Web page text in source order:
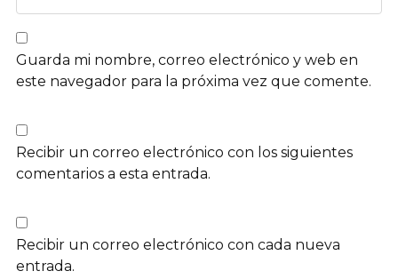
Guarda mi nombre, correo electrónico y web en
este navegador para la próxima vez que comente.
Recibir un correo electrónico con los siguientes
comentarios a esta entrada.
Recibir un correo electrónico con cada nueva
entrada.